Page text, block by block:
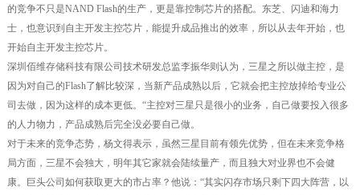
的竞争不只是NAND Flash的生产，更是靠控制芯片的搭配。东芝、闪迪和海力
士，也意识到自主开发主控芯片，能提升成品推出的效率，所以从去年开始，也
开始自主开发主控芯片。
深圳佰维存储科技有限公司技术研发总监李振华则认为，三星之所以做主控，是
因为对自己的Flash了解比较深，当新产品成熟以后，它就会把主控放掉给专业公
司去做，因为这样的成本更低。“主控对三星只是很小的业务，自己做要投入很多
的人力物力，产品成熟后完全没必要自己做。
对于未来的竞争态势，杨文得表示，虽然三星目前有领先优势，但在未来竞争格
局方面，三星不会独大，明年其它家就会陆续量产，而且独大对业界也不会健
康。巨头公司如何获取更大的市占率？他说：“其实闪存市场只剩下四大阵营，以